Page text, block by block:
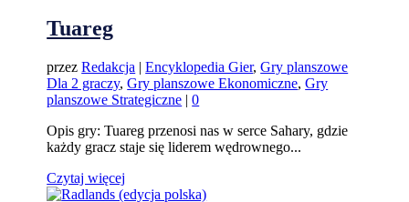
Tuareg
przezRedakcja |Encyklopedia Gier,Gry planszowe
Dla 2 graczy,Gry planszowe Ekonomiczne,Gry
planszowe Strategiczne |0
Opis gry: Tuareg przenosi nas w serce Sahary, gdzie
każdy gracz staje się liderem wędrownego...
Czytaj więcej